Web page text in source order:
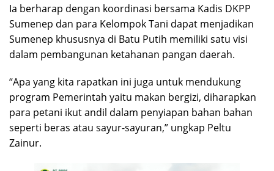
Ia berharap dengan koordinasi bersama Kadis DKPP
Sumenep dan para Kelompok Tani dapat menjadikan
Sumenep khususnya di Batu Putih memiliki satu visi
dalam pembangunan ketahanan pangan daerah.
“Apa yang kita rapatkan ini juga untuk mendukung
program Pemerintah yaitu makan bergizi, diharapkan
para petani ikut andil dalam penyiapan bahan bahan
seperti beras atau sayur-sayuran,” ungkap Peltu
Zainur.